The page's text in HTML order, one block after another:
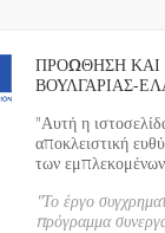
ΠΡΟΩΘΗΣΗ ΚΑΙ
ΒΟΥΛΓΑΡΙΑΣ-
"Αυτή η
αποκλειστική
των εμπλεκομένων
"Το έργο
πρόγραμμα